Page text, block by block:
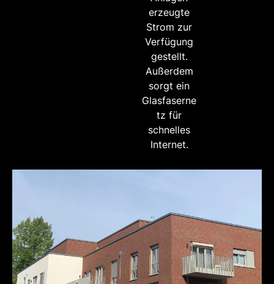
erzeugte
Strom zur
Verfügung
gestellt.
Außerdem
sorgt ein
Glasfaserne
tz für
schnelles
Internet.